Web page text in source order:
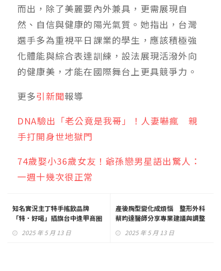
而出，除了美麗要內外兼具，更需展現自
然、自信與健康的陽光氣質。她指出，台灣
選手多為重視平日課業的學生，應該積極強
化體能與綜合表達訓練，設法展現活潑外向
的健康美，才能在國際舞台上更具競爭力。
更多引新聞報導
DNA驗出「老公竟是我哥」！人妻嚇瘋 親
手打開身世地獄門
74歲娶小36歲女友！爺孫戀男星語出驚人：
一週十幾次很正常
知名實況主丁特手搖飲品牌
「特．好喝」插旗台中逢甲商圈
2025 年 5 月 13 日
產後胸型變化成煩惱 整形外科
蔡昀達醫師分享專業建議與調整
2025 年 5 月 13 日